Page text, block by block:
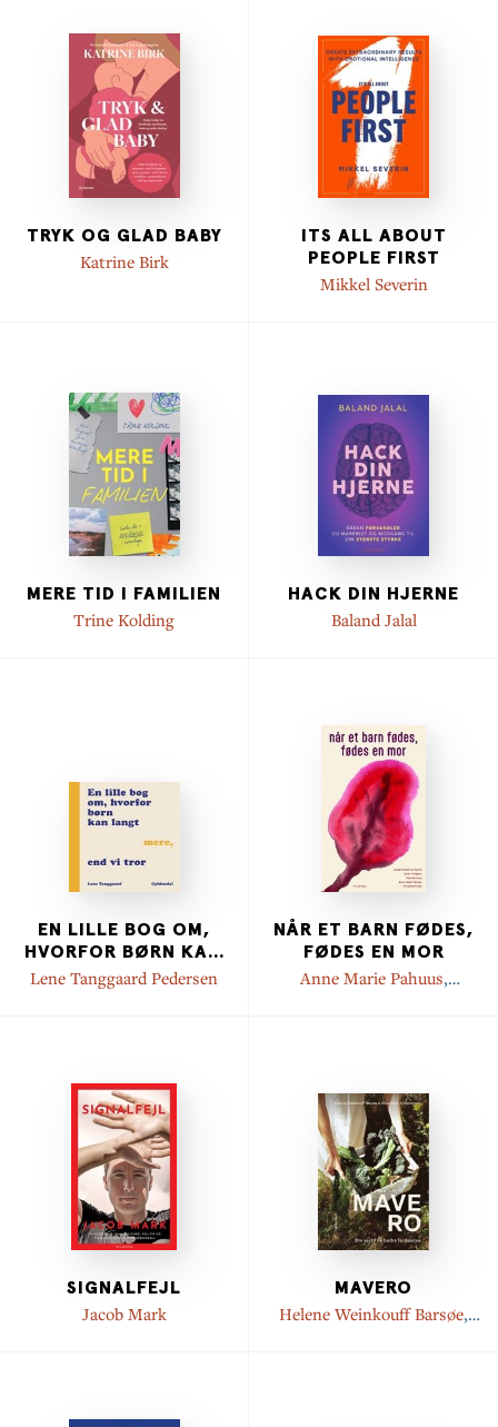
TRYK OG GLAD BABY
Katrine Birk
ITS ALL ABOUT
PEOPLE FIRST
Mikkel Severin
MERE TID I FAMILIEN
Trine Kolding
HACK DIN HJERNE
Baland Jalal
EN LILLE BOG OM,
HVORFOR BØRN KA...
Lene Tanggaard Pedersen
NÅR ET BARN FØDES,
FØDES EN MOR
Anne Marie Pahuus,
SIGNALFEJL
Jacob Mark
MAVERO
Helene Weinkouff Barsøe,